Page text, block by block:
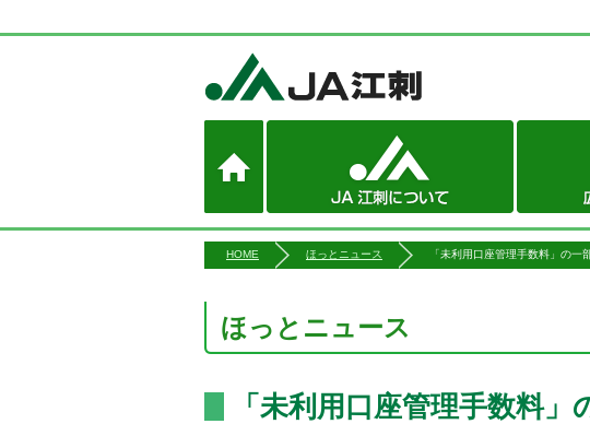
HOME ほっとニュース 「未利用口座管理手数料」の一
ほっとニュース
「未利用口座管理手数料